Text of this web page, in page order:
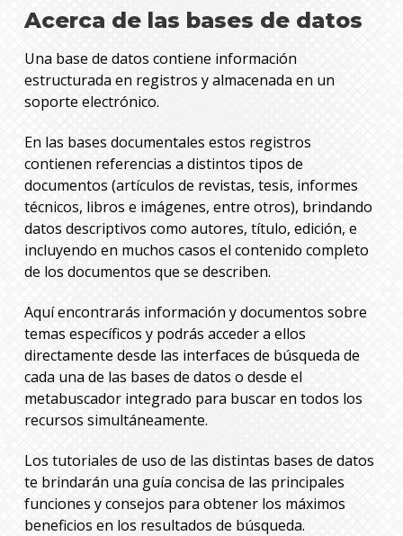
Acerca de las bases de datos
Una base de datos contiene información
estructurada en registros y almacenada en un
soporte electrónico.
En las bases documentales estos registros
contienen referencias a distintos tipos de
documentos (artículos de revistas, tesis, informes
técnicos, libros e imágenes, entre otros), brindando
datos descriptivos como autores, título, edición, e
incluyendo en muchos casos el contenido completo
de los documentos que se describen.
Aquí encontrarás información y documentos sobre
temas específicos y podrás acceder a ellos
directamente desde las interfaces de búsqueda de
cada una de las bases de datos o desde el
metabuscador integrado para buscar en todos los
recursos simultáneamente.
Los tutoriales de uso de las distintas bases de datos
te brindarán una guía concisa de las principales
funciones y consejos para obtener los máximos
beneficios en los resultados de búsqueda.